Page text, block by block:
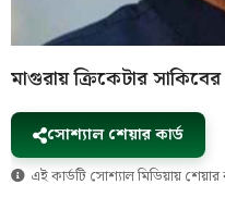
মাগুরায় ক্রিকেটার সাকিবের
সোশ্যাল শেয়ার কার্ড
এই কার্ডটি সোশ্যাল মিডিয়ায়